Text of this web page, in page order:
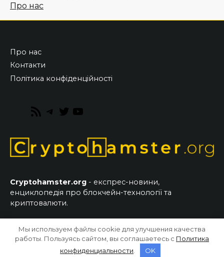
Про нас
Про нас
Контакти
Політика конфіденційності
RSS
Telegram
Twitter
Cryptohamster.org - експрес-новини,
енциклопедія про блокчейн-технології та
криптовалюти.
© 2026 CryptoHamster.org
Мы используем файлы cookie для улучшения качества
работы. Пользуясь сайтом, вы соглашаетесь с Политика
конфиденциальности
OK